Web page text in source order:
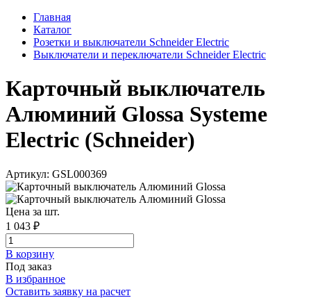
Главная
Каталог
Розетки и выключатели Schneider Electric
Выключатели и переключатели Schneider Electric
Карточный выключатель
Алюминий Glossa Systeme
Electric (Schneider)
Артикул: GSL000369
Цена за шт.
1 043 ₽
В корзинy
Под заказ
В избранное
Оставить заявку на расчет